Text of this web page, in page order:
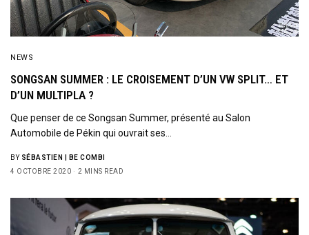
NEWS
SONGSAN SUMMER : LE CROISEMENT D’UN VW SPLIT… ET
D’UN MULTIPLA ?
Que penser de ce Songsan Summer, présenté au Salon
Automobile de Pékin qui ouvrait ses…
BY SÉBASTIEN | BE COMBI
4 OCTOBRE 2020
2 MINS READ